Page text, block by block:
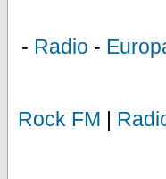
- Radio -
Rock FM |